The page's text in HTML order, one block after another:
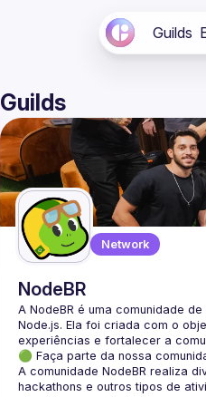
Guilds
Guilds
Network
NodeBR
A NodeBR é uma comunidade
Node.js. Ela foi criada com o
🟢 Faça parte da nossa
A comunidade NodeBR realiza
hackathons e outros tipos de